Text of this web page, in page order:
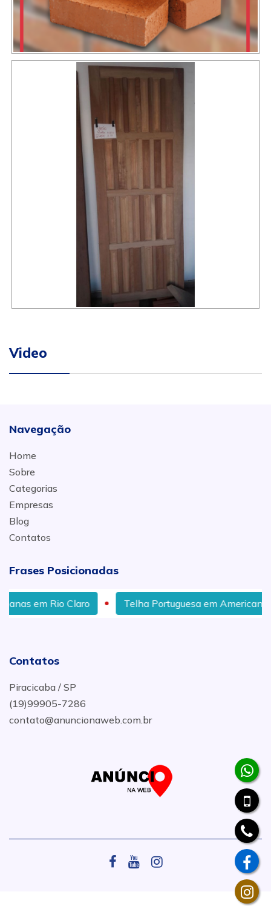
Video
Navegação
Home
Sobre
Categorias
Empresas
Blog
Contatos
Frases Posicionadas
Claro Telha Portuguesa em Americana Telha
Contatos
Piracicaba / SP
(19)99905-7286
contato@anuncionaweb.com.br